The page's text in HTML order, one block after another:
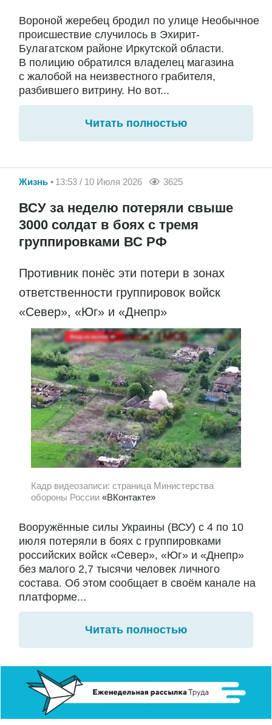
Вороной жеребец бродил по улице Необычное
происшествие случилось в Эхирит-
Булагатском районе Иркутской области.
В полицию обратился владелец магазина
с жалобой на неизвестного грабителя,
разбившего витрину. Но вот...
Читать полностью
Жизнь 13:53 / 10 Июля 2026 3625
ВСУ за неделю потеряли свыше
3000 солдат в боях с тремя
группировками ВС РФ
Противник понёс эти потери в зонах
ответственности группировок войск
«Север», «Юг» и «Днепр»
Кадр видеозаписи: страница Министерства
обороны России «ВКонтакте»
Вооружённые силы Украины (ВСУ) с 4 по 10
июля потеряли в боях с группировками
российских войск «Север», «Юг» и «Днепр»
без малого 2,7 тысячи человек личного
состава. Об этом сообщает в своём канале на
платформе...
Читать полностью